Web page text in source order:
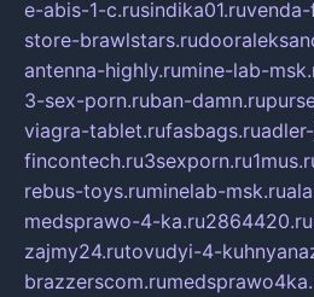
e-abis-1-c.rusindika01.ru
store-brawlstars.ru
antenna-highly.rumine-lab-
3-sex-porn.ruban-damn.ru
viagra-tablet.rufasbags.ru
fincontech.ru3sexporn.ru
rebus-toys.ruminelab-msk.ru
medsprawo-4-ka.ru2864420.ru
zajmy24.rutovudyi-4-
brazzerscom.ru